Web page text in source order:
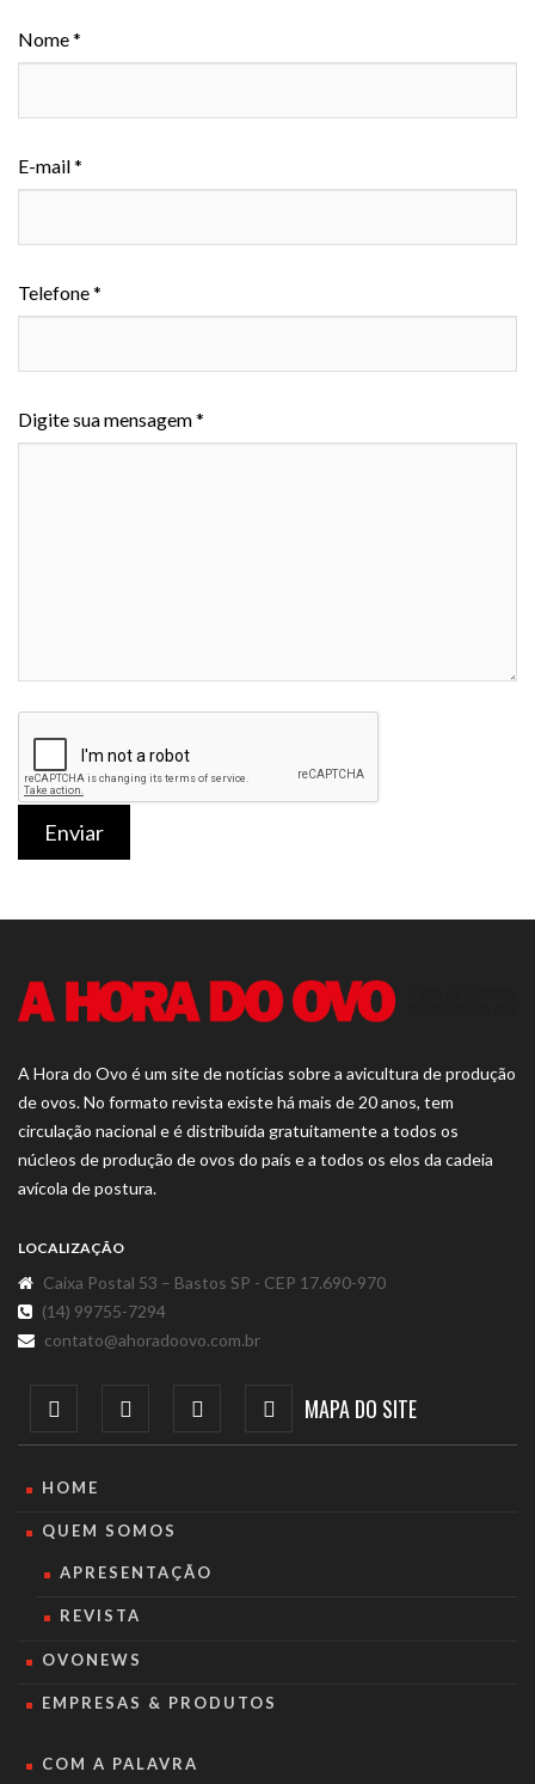
Nome *
E-mail *
Telefone *
Digite sua mensagem *
Enviar
A Hora do Ovo é um site de notícias sobre a avicultura de produção
de ovos. No formato revista existe há mais de 20 anos, tem
circulação nacional e é distribuída gratuitamente a todos os
núcleos de produção de ovos do país e a todos os elos da cadeia
avícola de postura.
LOCALIZAÇÃO
Caixa Postal 53 – Bastos SP - CEP 17.690-970
(14) 99755-7294
contato@ahoradoovo.com.br
MAPA DO SITE
HOME
QUEM SOMOS
APRESENTAÇÃO
REVISTA
OVONEWS
EMPRESAS & PRODUTOS
COM A PALAVRA